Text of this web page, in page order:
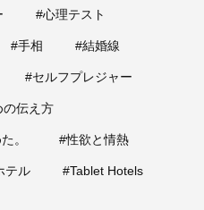
#心理テスト
#手相 #結婚線
#セルフプレジャー
の伝え方
。 #性欲と情熱
テル #Tablet Hotels